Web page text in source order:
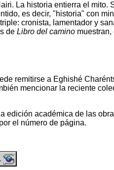
La historia entierra el mito.
es decir, "historia" con
cronista, lamentador y
de Libro del camino
remitirse a Eghishé
mencionar la reciente
edición académica de las
el número de página.